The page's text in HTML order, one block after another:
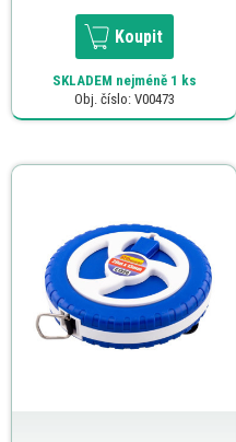
Koupit
SKLADEM nejméně 1 ks
Obj. číslo: V00473